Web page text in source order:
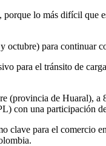
lo más difícil
para continuar
para el tránsito de
de Huaral),
con una participación
clave para el comercio